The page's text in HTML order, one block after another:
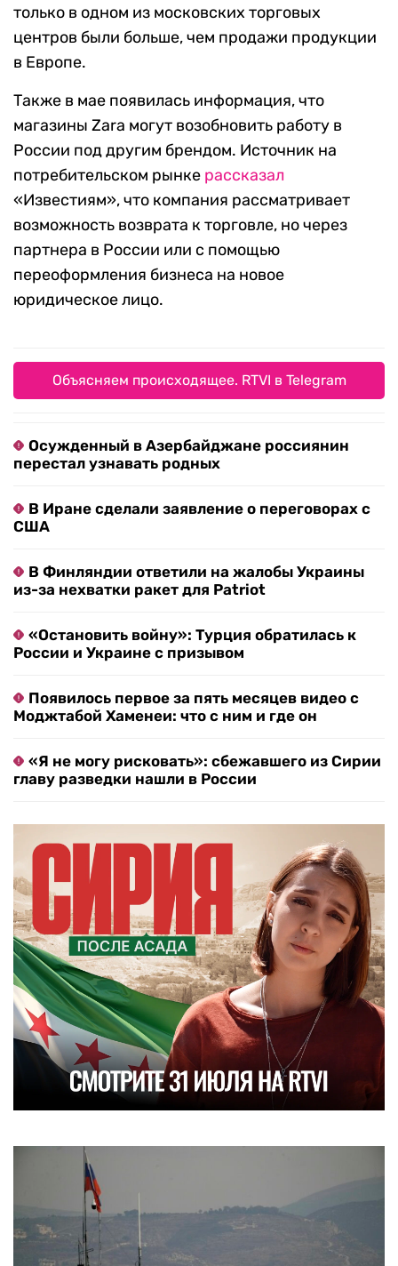
только в одном из московских торговых
центров были больше, чем продажи продукции
в Европе.
Также в мае появилась информация, что
магазины Zara могут возобновить работу в
России под другим брендом. Источник на
потребительском рынке рассказал
«Известиям», что компания рассматривает
возможность возврата к торговле, но через
партнера в России или с помощью
переоформления бизнеса на новое
юридическое лицо.
Объясняем происходящее. RTVI в Telegram
Осужденный в Азербайджане россиянин
перестал узнавать родных
В Иране сделали заявление о переговорах с
США
В Финляндии ответили на жалобы Украины
из-за нехватки ракет для Patriot
«Остановить войну»: Турция обратилась к
России и Украине с призывом
Появилось первое за пять месяцев видео с
Моджтабой Хаменеи: что с ним и где он
«Я не могу рисковать»: сбежавшего из Сирии
главу разведки нашли в России